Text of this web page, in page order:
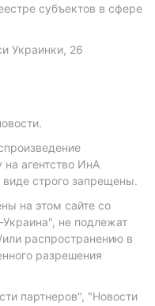
субъектов в сфере
Украинки, 26
агентство ИнА
виде строго запрещены.
на этом сайте со
не подлежат
распространению в
разрешения
партнеров", "Новости